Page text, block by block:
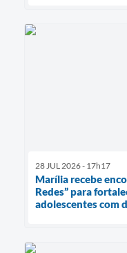
28 JUL 2026 - 17h17
Marília recebe
Redes” para
adolescentes com